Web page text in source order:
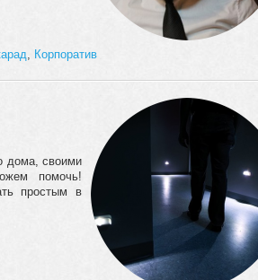
Корпоратив
дома, своими
помочь!
простым в